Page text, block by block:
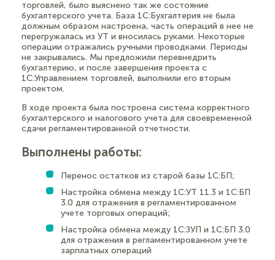
торговлей, было выяснено так же состояние
бухгалтерского учета. База 1С:Бухгалтерия не была
должным образом настроена, часть операций в нее не
перегружалась из УТ и вносилась руками. Некоторые
операции отражались ручными проводками. Периоды
не закрывались. Мы предложили перевнедрить
бухгалтерию, и после завершения проекта с
1С:Управлением торговлей, выполнили его вторым
проектом.
В ходе проекта была построена система корректного
бухгалтерского и налогового учета для своевременной
сдачи регламентированной отчетности.
Выполнены работы:
Перенос остатков из старой базы 1С:БП;
Настройка обмена между 1С:УТ 11.3 и 1С:БП
3.0 для отражения в регламентированном
учете торговых операций;
Настройка обмена между 1С:ЗУП и 1С:БП 3.0
для отражения в регламентированном учете
зарплатных операций